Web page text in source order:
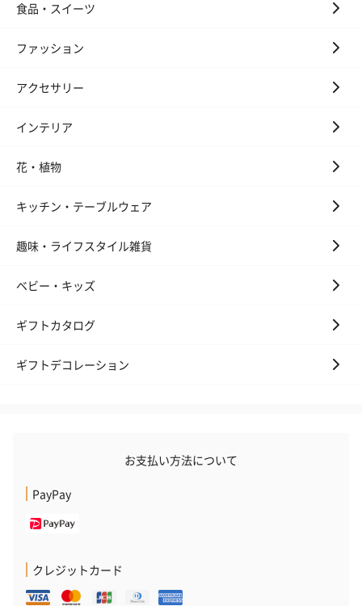
食品・スイーツ
ファッション
アクセサリー
インテリア
花・植物
キッチン・テーブルウェア
趣味・ライフスタイル雑貨
ベビー・キッズ
ギフトカタログ
ギフトデコレーション
お支払い方法について
PayPay
クレジットカード